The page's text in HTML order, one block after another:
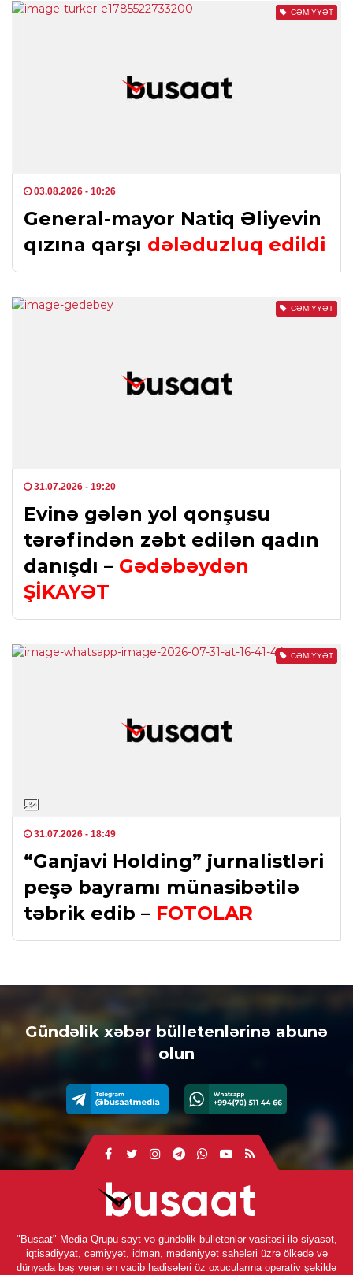
CƏMIYYƏT
03.08.2026 - 10:26
General-mayor Natiq Əliyevin
qızına qarşı dələduzluq edildi
CƏMIYYƏT
31.07.2026 - 19:20
Evinə gələn yol qonşusu
tərəfindən zəbt edilən qadın
danışdı – Gədəbəydən
ŞİKAYƏT
CƏMIYYƏT
31.07.2026 - 18:49
“Ganjavi Holding” jurnalistləri
peşə bayramı münasibətilə
təbrik edib – FOTOLAR
Gündəlik xəbər bülletenlərinə abunə
olun
"Busaat" Media Qrupu sayt və gündəlik bülletenlər vasitəsi ilə siyasət,
iqtisadiyyat, cəmiyyət, idman, mədəniyyət sahələri üzrə ölkədə və
dünyada baş verən ən vacib hadisələri öz oxucularına operativ şəkildə